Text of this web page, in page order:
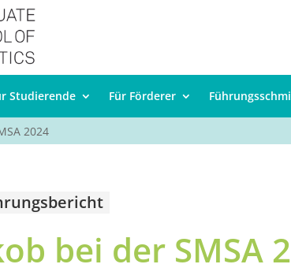
Studierende Für Förderer
2024
bei der SMSA